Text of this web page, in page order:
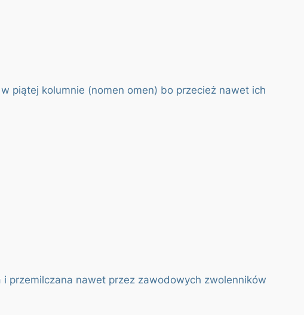
piątej kolumnie (nomen omen) bo przecież nawet ich
przemilczana nawet przez zawodowych zwolenników